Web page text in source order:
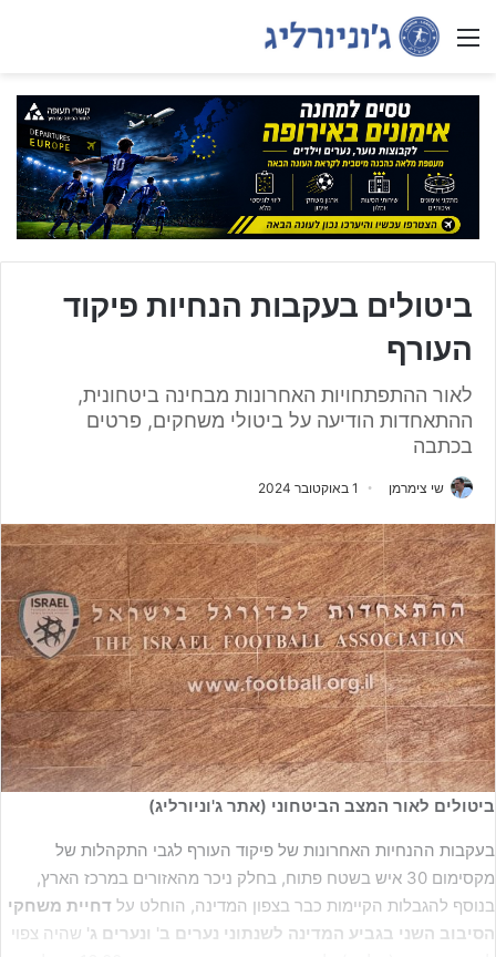
Menu
ביטולים בעקבות הנחיות פיקוד
העורף
לאור ההתפתחויות האחרונות מבחינה ביטחונית,
ההתאחדות הודיעה על ביטולי משחקים, פרטים
בכתבה
שי צימרמן 1 באוקטובר 2024
ביטולים לאור המצב הביטחוני (אתר ג'וניורליג)
בעקבות ההנחיות האחרונות של פיקוד העורף לגבי התקהלות של
מקסימום 30 איש בשטח פתוח, בחלק ניכר מהאזורים במרכז הארץ,
בנוסף להגבלות הקיימות כבר בצפון המדינה, הוחלט על דחיית משחקי
הסיבוב השני בגביע המדינה לשנתוני נערים ב' ונערים ג' שהיה צפוי